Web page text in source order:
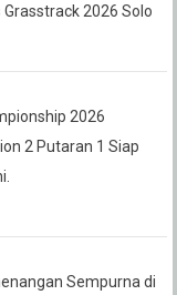
2026 Solo
2026
2 Putaran 1 Siap
Sempurna di